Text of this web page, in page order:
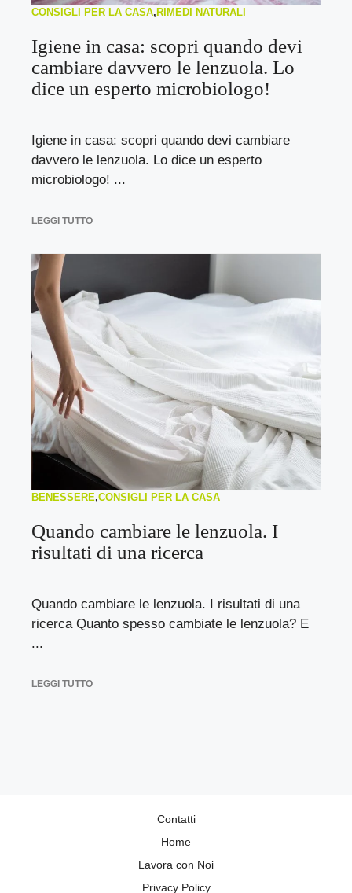
CONSIGLI PER LA CASA, RIMEDI NATURALI
Igiene in casa: scopri quando devi
cambiare davvero le lenzuola. Lo
dice un esperto microbiologo!
Igiene in casa: scopri quando devi cambiare
davvero le lenzuola. Lo dice un esperto
microbiologo! ...
LEGGI TUTTO
BENESSERE,CONSIGLI PER LA CASA
Quando cambiare le lenzuola. I
risultati di una ricerca
Quando cambiare le lenzuola. I risultati di una
ricerca Quanto spesso cambiate le lenzuola? E
...
LEGGI TUTTO
Contatti
Home
Lavora con Noi
Privacy Policy